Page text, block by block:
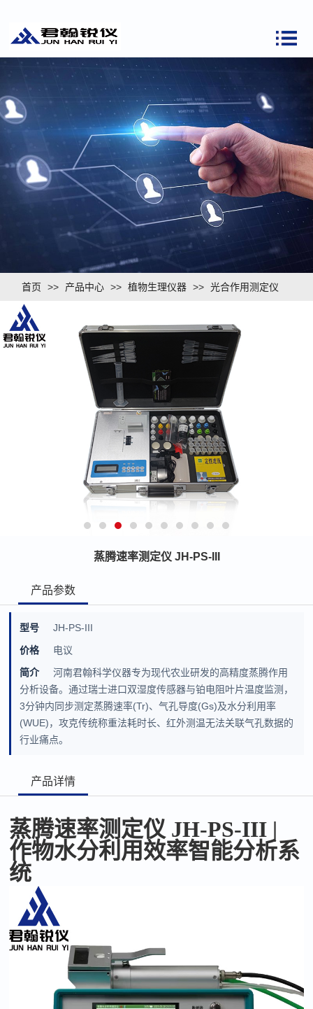
首页 >> 产品中心 >> 植物生理仪器 >> 光合作用测定仪
蒸腾速率测定仪 JH-PS-III
产品参数
型号
JH-PS-III
价格
电议
简介
河南君翰科学仪器专为现代农业研发的高精度蒸腾作用
分析设备。通过瑞士进口双湿度传感器与铂电阻叶片温度监测，
3分钟内同步测定蒸腾速率(Tr)、气孔导度(Gs)及水分利用率
(WUE)，攻克传统称重法耗时长、红外测温无法关联气孔数据的
行业痛点。
产品详情
蒸腾速率测定仪 JH-PS-III |
作物水分利用效率智能分析系
统